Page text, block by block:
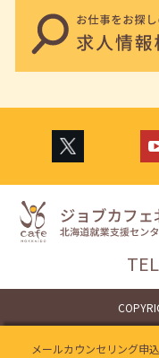
メールカウンセリング申込